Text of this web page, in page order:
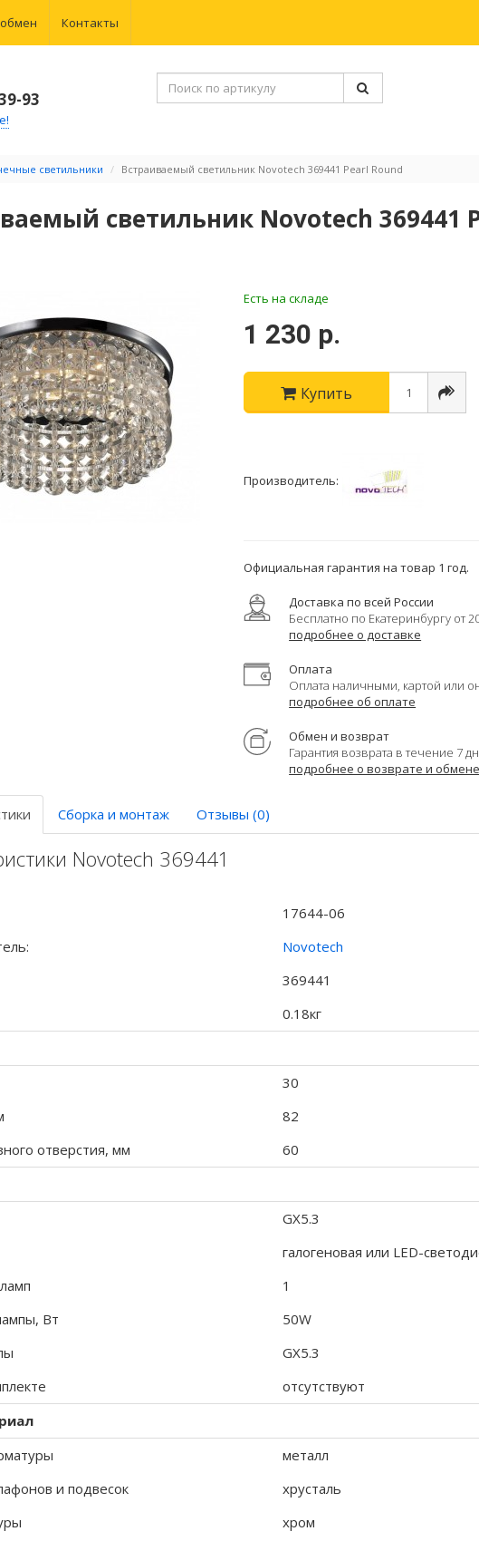
Контакты
93
светильники Встраиваемый светильник Novotech 369441 Pearl Round
светильник Novotech 369441
Есть на складе
1 230 р.
Купить
Производитель:
Официальная гарантия на товар 1 год.
Доставка по всей России
Бесплатно по Екатеринбургу от
подробнее о доставке
Оплата
Оплата наличными, картой или
подробнее об оплате
Обмен и возврат
Гарантия возврата в течение 7
подробнее о возврате и обмене
Сборка и монтаж Отзывы (0)
Novotech 369441
17644-06
Novotech
369441
0.18кг
30
82
отверстия, мм
60
GX5.3
галогеновая или LED-
1
Вт
50W
GX5.3
отсутствуют
металл
и подвесок
хрусталь
хром